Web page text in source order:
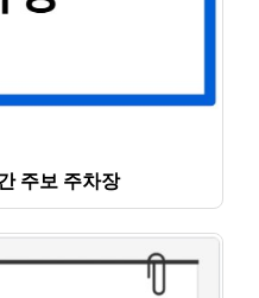
주보 주차장